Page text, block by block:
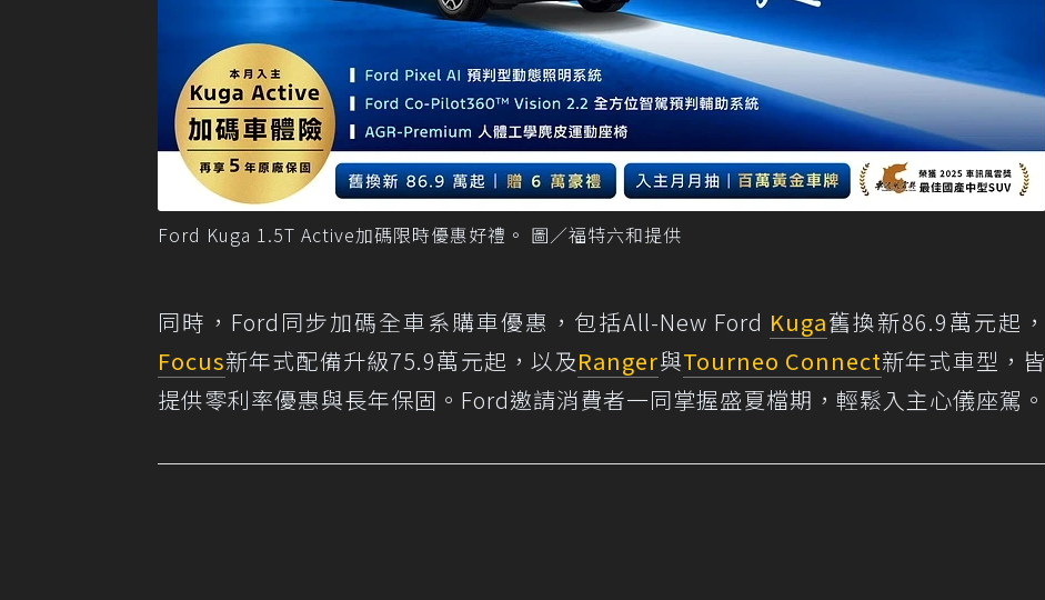
Ford Kuga 1.5T Active加碼限時優惠好禮。 圖／福特六和提供
同時，Ford同步加碼全車系購車優惠，包括All-New Ford Kuga舊換新86.9萬元起，
Focus新年式配備升級75.9萬元起，以及Ranger與Tourneo Connect新年式車型，皆
提供零利率優惠與長年保固。Ford邀請消費者一同掌握盛夏檔期，輕鬆入主心儀座駕。